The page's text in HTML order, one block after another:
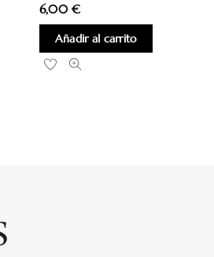
6,00€
Añadir al carrito